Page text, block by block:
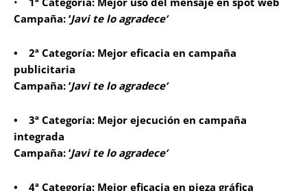
Campaña: ‘Javi te lo agradece’
• 2ª Categoría: Mejor eficacia en campaña
publicitaria
Campaña: ‘Javi te lo agradece’
• 3ª Categoría: Mejor ejecución en campaña
integrada
Campaña: ‘Javi te lo agradece’
• 4ª Categoría: Mejor eficacia en pieza gráfica